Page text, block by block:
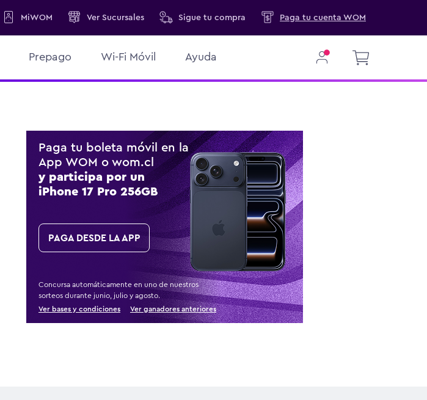
Prepago Wi-Fi Móvil Ayuda
Paga tu cuenta WOM
MiWOM Ver Sucursales Sigue tu compra
Paga tu boleta móvil en la
App WOM o wom.cl
y participa por un
iPhone 17 Pro 256GB
PAGA DESDE LA APP
Concursa automáticamente en uno de nuestros
sorteos durante junio, julio y agosto.
Ver bases y condiciones
Ver ganadores anteriores